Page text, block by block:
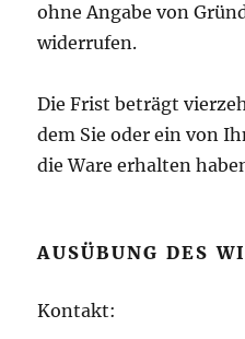
ohne Angabe von
widerrufen.
Die Frist beträgt
dem Sie oder ein von
die Ware erhalten
AUSÜBUNG DES
Kontakt: